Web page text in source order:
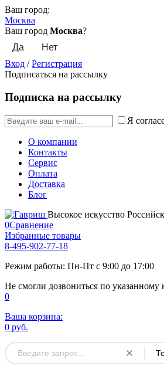
Ваш город:
Москва
Ваш город Москва?
Вход /Регистрация
Подписаться на рассылку
Подписка на рассылку
Я
О компании
Контакты
Сервис
Оплата
Доставка
Блог
Высокое искусство
0Сравнение
Избранные товары
8-495-902-77-18
Режим работы: Пн-Пт с 9:00 до 17:00
Не смогли дозвониться по указанному
0
Ваша корзина:
0 руб.